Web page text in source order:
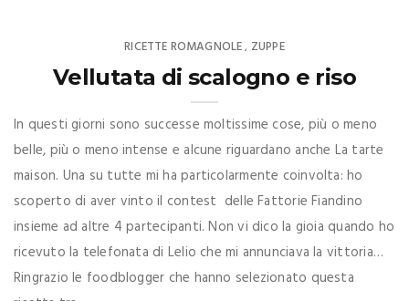
RICETTE ROMAGNOLE, ZUPPE
Vellutata di scalogno e riso
In questi giorni sono successe moltissime cose, più o meno
belle, più o meno intense e alcune riguardano anche La tarte
maison. Una su tutte mi ha particolarmente coinvolta: ho
scoperto di aver vinto il contest delle Fattorie Fiandino
insieme ad altre 4 partecipanti. Non vi dico la gioia quando ho
ricevuto la telefonata di Lelio che mi annunciava la vittoria…
Ringrazio le foodblogger che hanno selezionato questa